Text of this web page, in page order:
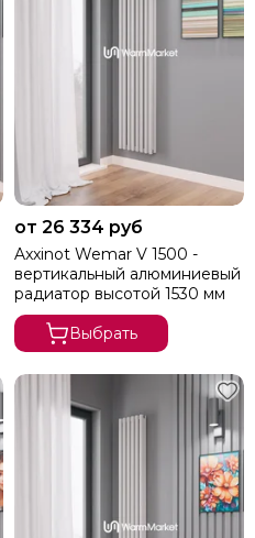
от 26 334 руб
Axxinot Wemar V 1500 -
вертикальный алюминиевый
радиатор высотой 1530 мм
Выбрать